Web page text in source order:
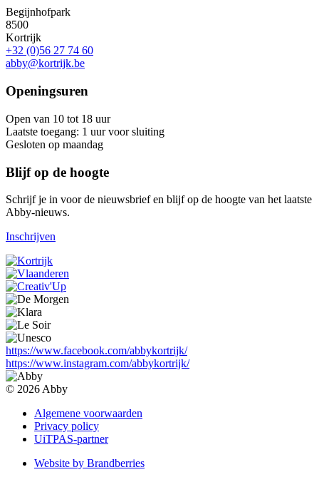
Begijnhofpark
8500
Kortrijk
+32 (0)56 27 74 60
abby@kortrijk.be
Openingsuren
Open van 10 tot 18 uur
Laatste toegang: 1 uur voor sluiting
Gesloten op maandag
Blijf op de hoogte
Schrijf je in voor de nieuwsbrief en blijf op de hoogte van het laatste
Abby-nieuws.
Inschrijven
https://www.facebook.com/abbykortrijk/
https://www.instagram.com/abbykortrijk/
© 2026 Abby
Algemene voorwaarden
Privacy policy
UiTPAS-partner
Website by Brandberries